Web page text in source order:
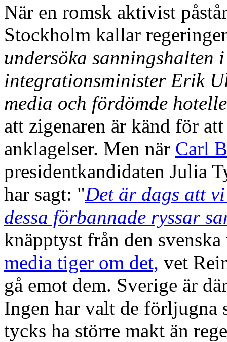
När en romsk aktivist
Stockholm kallar
undersöka sanningshalten
integrationsminister Erik
media och fördömde
att zigenaren är känd för
anklagelser. Men när Carl
presidentkandidaten Julia
har sagt: "Det är dags att
dessa förbannade ryssar
knäpptyst från den
media tiger om det, vet
gå emot dem. Sverige är
Ingen har valt de förljugna
tycks ha större makt än